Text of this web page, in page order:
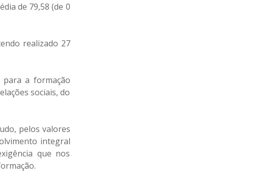
de 79,58 (de 0
realizado 27
para a formação
sociais, do
pelos valores
integral
que nos